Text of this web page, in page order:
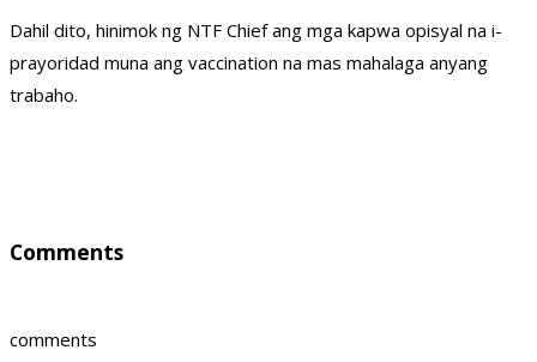
Dahil dito, hinimok ng NTF Chief ang mga kapwa opisyal na i-
prayoridad muna ang vaccination na mas mahalaga anyang
trabaho.
Comments
comments